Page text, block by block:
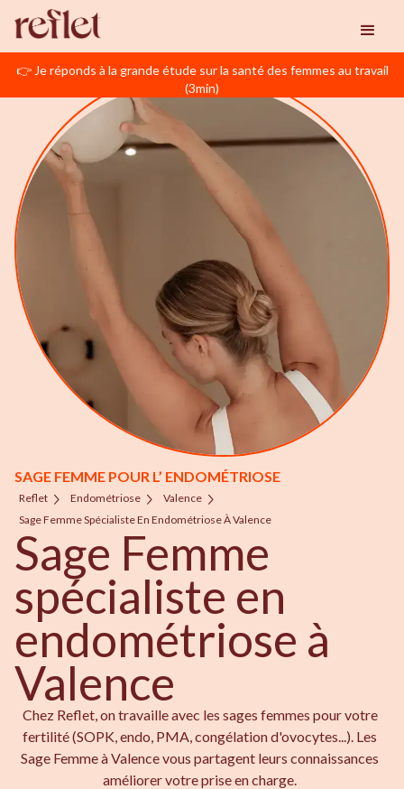
👉 Je réponds à la grande étude sur la santé des femmes au travail
(3min)
SAGE FEMME POUR L’ ENDOMÉTRIOSE
Reflet Endométriose
Valence
Sage Femme Spécialiste En Endométriose À Valence
Sage Femme
spécialiste en
endométriose à
Valence
Chez Reflet, on travaille avec les sages femmes pour votre
fertilité (SOPK, endo, PMA, congélation d'ovocytes...). Les
Sage Femme à Valence vous partagent leurs connaissances
améliorer votre prise en charge.